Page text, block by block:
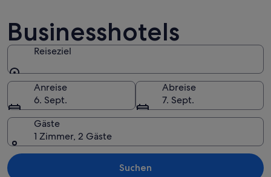
Businesshotels
Reiseziel
Reiseziel
Anreise
6. Sept.
Abreise
7. Sept.
Gäste
1 Zimmer, 2 Gäste
Suchen